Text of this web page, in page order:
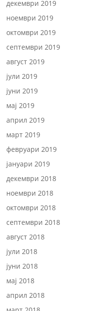
декември 2019
ноември 2019
октомври 2019
септември 2019
август 2019
јули 2019
јуни 2019
мај 2019
април 2019
март 2019
февруари 2019
јануари 2019
декември 2018
ноември 2018
октомври 2018
септември 2018
август 2018
јули 2018
јуни 2018
мај 2018
април 2018